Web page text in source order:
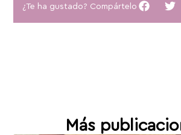
¿Te ha gustado? Compártelo
Más